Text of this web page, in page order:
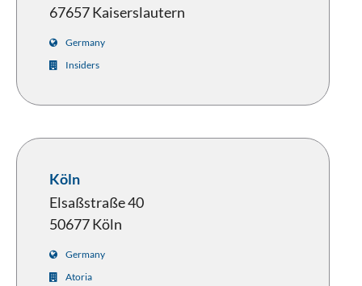
67657 Kaiserslautern
Germany
Insiders
Köln
Elsaßstraße 40
50677 Köln
Germany
Atoria